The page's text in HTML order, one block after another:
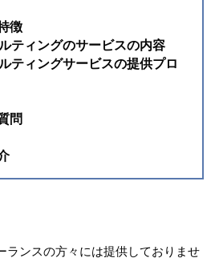
徴
ティングのサービスの内容
ティングサービスの提供プロ
問
ランスの方々には提供しておりませ